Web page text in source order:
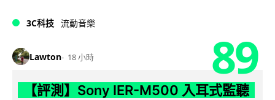
3C科技 流動音樂
Lawton 18 小時 89
【評測】Sony IER-M500 入耳式監聽